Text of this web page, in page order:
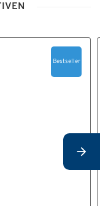
Bestseller